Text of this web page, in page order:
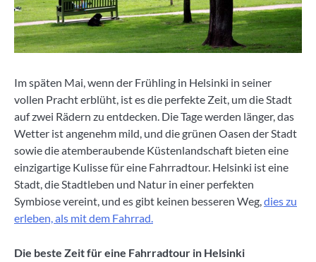
Im späten Mai, wenn der Frühling in Helsinki in seiner
vollen Pracht erblüht, ist es die perfekte Zeit, um die Stadt
auf zwei Rädern zu entdecken. Die Tage werden länger, das
Wetter ist angenehm mild, und die grünen Oasen der Stadt
sowie die atemberaubende Küstenlandschaft bieten eine
einzigartige Kulisse für eine Fahrradtour. Helsinki ist eine
Stadt, die Stadtleben und Natur in einer perfekten
Symbiose vereint, und es gibt keinen besseren Weg,dies zu
erleben, als mit dem Fahrrad.
Die beste Zeit für eine Fahrradtour in Helsinki